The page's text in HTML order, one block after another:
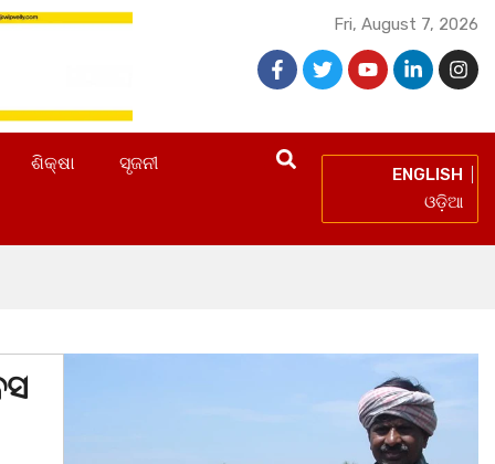
Fri, August 7, 2026
ଶିକ୍ଷା ସୃଜନୀ
ENGLISH
ଓଡ଼ିଆ